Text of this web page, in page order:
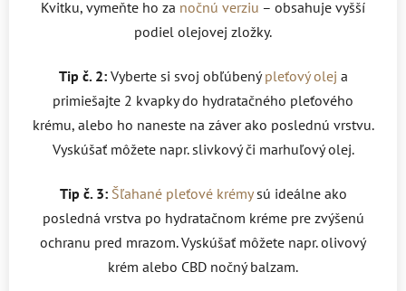
Kvitku, vymeňte ho za nočnú verziu – obsahuje vyšší
podiel olejovej zložky.
Tip č. 2: Vyberte si svoj obľúbený pleťový olej a
primiešajte 2 kvapky do hydratačného pleťového
krému, alebo ho naneste na záver ako poslednú vrstvu.
Vyskúšať môžete napr. slivkový či marhuľový olej.
Tip č. 3: Šľahané pleťové krémy sú ideálne ako
posledná vrstva po hydratačnom kréme pre zvýšenú
ochranu pred mrazom. Vyskúšať môžete napr. olivový
krém alebo CBD nočný balzam.